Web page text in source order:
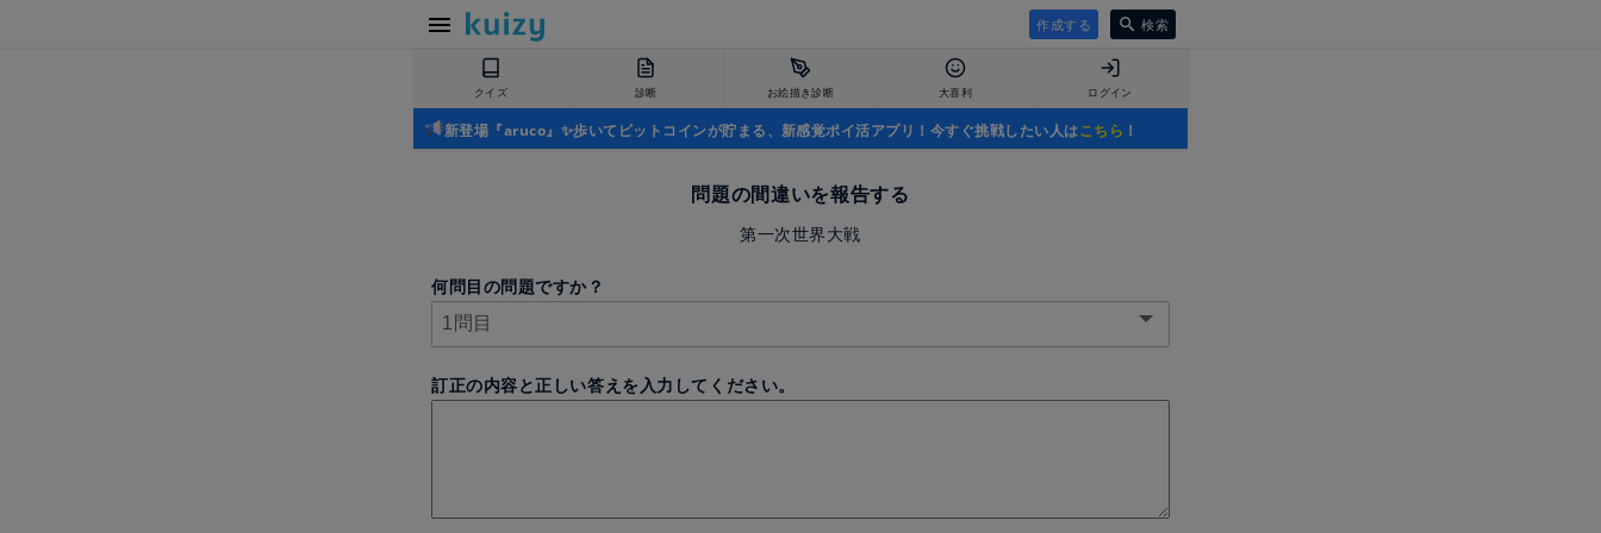
作成する 検索
クイズ 診断 お絵描き診断 大喜利 ログイン
新登場『aruco』✨歩いてビットコインが貯まる、新感覚ポイ活アプリ！今すぐ挑戦したい人はこちら ！
問題の間違いを報告する
第一次世界大戦
何問目の問題ですか？
訂正の内容と正しい答えを入力してください。